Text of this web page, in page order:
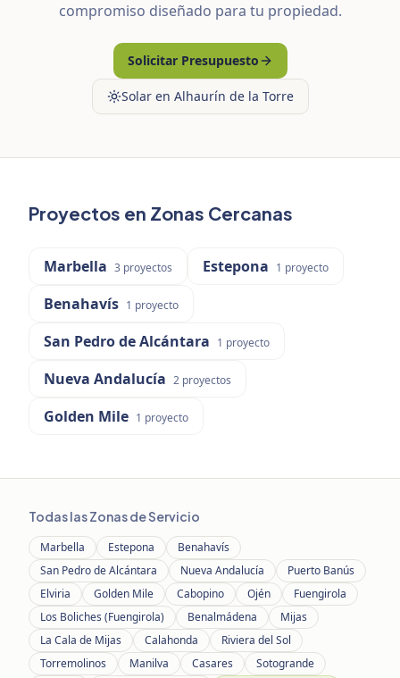
compromiso diseñado para tu propiedad.
Solicitar Presupuesto
Solar en Alhaurín de la Torre
Proyectos en Zonas Cercanas
Marbella 3 proyectos Estepona 1 proyecto
Benahavís 1 proyecto
San Pedro de Alcántara 1 proyecto
Nueva Andalucía 2 proyectos
Golden Mile 1 proyecto
Todas las Zonas de Servicio
Marbella Estepona
Benahavís
San Pedro de Alcántara
Nueva Andalucía
Puerto Banús
Elviria
Golden Mile Cabopino Ojén
Fuengirola
Los Boliches (Fuengirola)
Benalmádena
Mijas
La Cala de Mijas
Calahonda
Riviera del Sol
Torremolinos
Manilva Casares
Sotogrande